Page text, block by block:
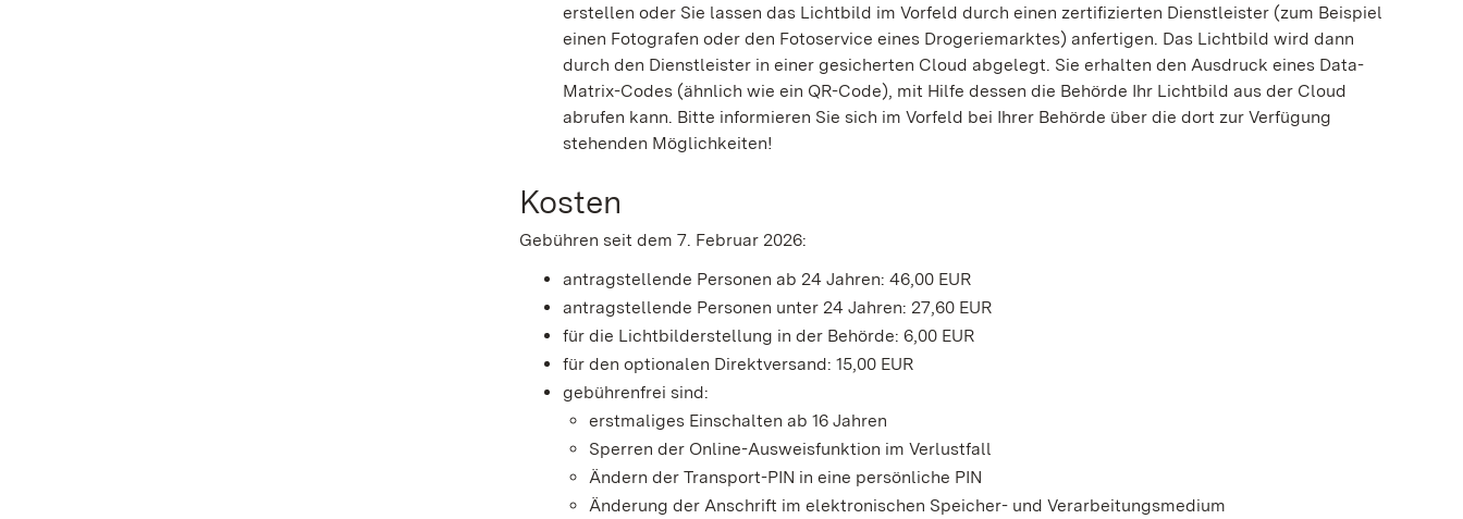
erstellen oder Sie lassen das Lichtbild im Vorfeld durch einen zertifizierten Dienstleister (zum Beispiel
einen Fotografen oder den Fotoservice eines Drogeriemarktes) anfertigen. Das Lichtbild wird dann
durch den Dienstleister in einer gesicherten Cloud abgelegt. Sie erhalten den Ausdruck eines Data-
Matrix-Codes (ähnlich wie ein QR-Code), mit Hilfe dessen die Behörde Ihr Lichtbild aus der Cloud
abrufen kann. Bitte informieren Sie sich im Vorfeld bei Ihrer Behörde über die dort zur Verfügung
stehenden Möglichkeiten!
Kosten
Gebühren seit dem 7. Februar 2026:
antragstellende Personen ab 24 Jahren: 46,00 EUR
antragstellende Personen unter 24 Jahren: 27,60 EUR
für die Lichtbilderstellung in der Behörde: 6,00 EUR
für den optionalen Direktversand: 15,00 EUR
gebührenfrei sind:
erstmaliges Einschalten ab 16 Jahren
Sperren der Online-Ausweisfunktion im Verlustfall
Ändern der Transport-PIN in eine persönliche PIN
Änderung der Anschrift im elektronischen Speicher- und Verarbeitungsmedium